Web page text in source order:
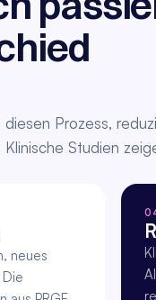
Prozess,
Studien
neues